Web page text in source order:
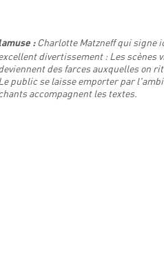
: Charlotte Matzneff qui signe
divertissement : Les scènes
des farces auxquelles on
public se laisse emporter par
accompagnent les textes.